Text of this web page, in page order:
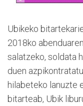
Ubikeko
2018ko
salatzeko, soldata
duen
hilabeteko lanuzte
bitarteab, Ubik